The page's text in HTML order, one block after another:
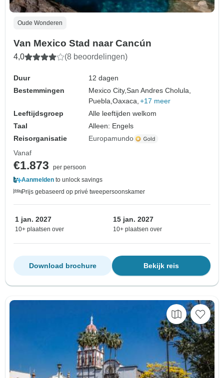
Oude Wonderen
Van Mexico Stad naar Cancún
4,0 (8 beoordelingen)
Duur
12 dagen
Bestemmingen
Mexico City,San Andres Cholula,
Puebla,Oaxaca, +17 meer
Leeftijdsgroep
Alle leeftijden welkom
Taal
Alleen: Engels
Reisorganisatie
Europamundo
Vanaf
€1.873
per persoon
Aanmelden to unlock savings
Prijs gebaseerd op privé tweepersoonskamer
1 jan. 2027
10+ plaatsen over
15 jan. 2027
10+ plaatsen over
Bekijk reis
Download brochure